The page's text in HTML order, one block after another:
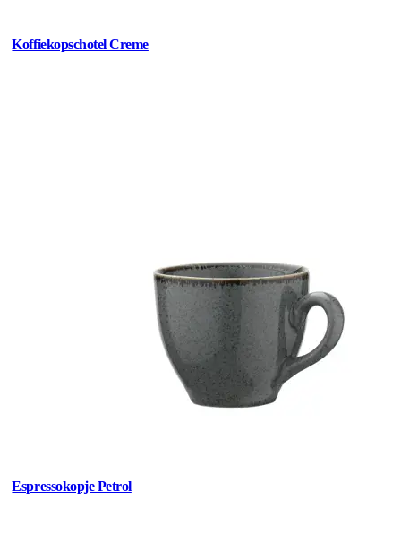
Koffiekopschotel Creme
Espressokopje Petrol